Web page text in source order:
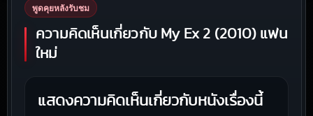
พูดคุยหลังรับชม
ความคิดเห็นเกี่ยวกับ My Ex 2 (2010) แฟน
ใหม่
แสดงความคิดเห็นเกี่ยวกับหนังเรื่องนี้